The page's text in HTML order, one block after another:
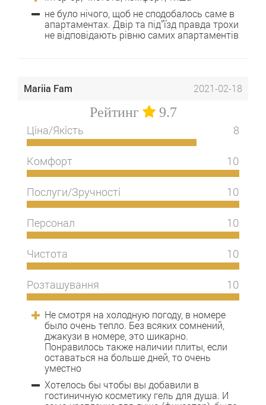
не було нічого, щоб не сподобалось саме в
апартаментах. Двір та під"їзд правда трохи
не відповідають рівню самих апартаментів
Mariia Fam 2021-02-18
Рейтинг 9.7
Ціна/Якість 8
Комфорт 10
Послуги/Зручності 10
Персонал 10
Чистота 10
Розташування 10
Не смотря на холодную погоду, в номере
было очень тепло. Без всяких сомнений,
джакузи в номере, это шикарно.
Понравилось также наличии плиты, если
оставаться на больше дней, то очень
уместно
Хотелось бы чтобы вы добавили в
гостиничную косметику гель для душа. И